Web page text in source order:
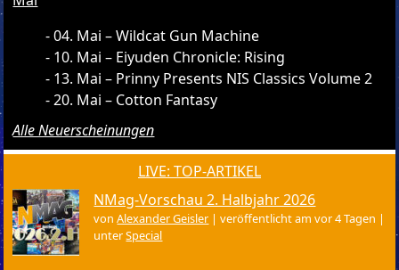
04. Mai – Wildcat Gun Machine
10. Mai – Eiyuden Chronicle: Rising
13. Mai – Prinny Presents NIS Classics Volume 2
20. Mai – Cotton Fantasy
Alle Neuerscheinungen
LIVE: TOP-ARTIKEL
NMag-Vorschau 2. Halbjahr 2026
vonAlexander Geisler |veröffentlicht am vor 4 Tagen |
unterSpecial